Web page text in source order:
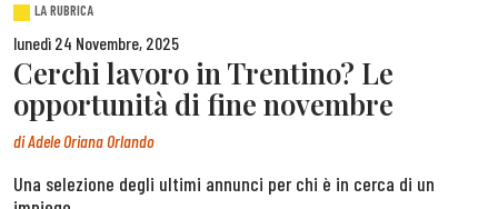
LA RUBRICA
lunedì 24 Novembre, 2025
Cerchi lavoro in Trentino? Le
opportunità di fine novembre
diAdele Oriana Orlando
Una selezione degli ultimi annunci per chi è in cerca di un